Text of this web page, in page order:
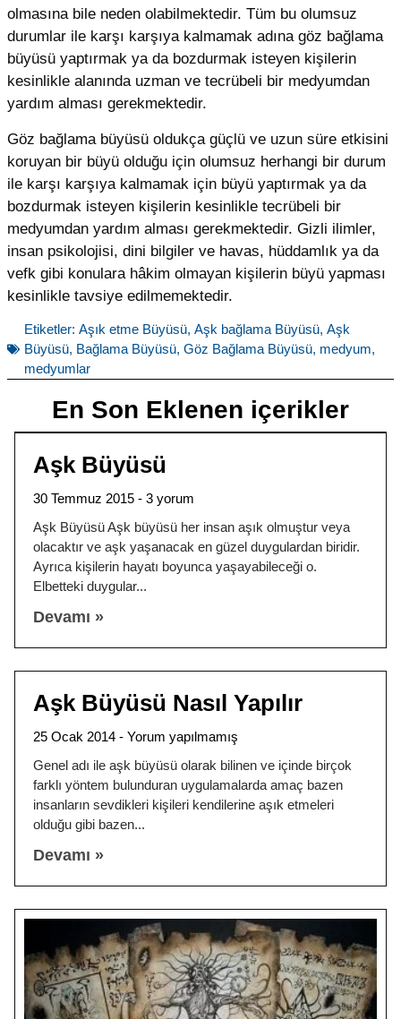
olmasına bile neden olabilmektedir. Tüm bu olumsuz
durumlar ile karşı karşıya kalmamak adına göz bağlama
büyüsü yaptırmak ya da bozdurmak isteyen kişilerin
kesinlikle alanında uzman ve tecrübeli bir medyumdan
yardım alması gerekmektedir.
Göz bağlama büyüsü oldukça güçlü ve uzun süre etkisini
koruyan bir büyü olduğu için olumsuz herhangi bir durum
ile karşı karşıya kalmamak için büyü yaptırmak ya da
bozdurmak isteyen kişilerin kesinlikle tecrübeli bir
medyumdan yardım alması gerekmektedir. Gizli ilimler,
insan psikolojisi, dini bilgiler ve havas, hüddamlık ya da
vefk gibi konulara hâkim olmayan kişilerin büyü yapması
kesinlikle tavsiye edilmemektedir.
Etiketler: Aşık etme Büyüsü, Aşk bağlama Büyüsü, Aşk
Büyüsü, Bağlama Büyüsü, Göz Bağlama Büyüsü, medyum,
medyumlar
En Son Eklenen içerikler
Aşk Büyüsü
30 Temmuz 2015
3 yorum
Aşk Büyüsü Aşk büyüsü her insan aşık olmuştur veya
olacaktır ve aşk yaşanacak en güzel duygulardan biridir.
Ayrıca kişilerin hayatı boyunca yaşayabileceği o.
Elbetteki duygular
Devamı »
Aşk Büyüsü Nasıl Yapılır
25 Ocak 2014
Yorum yapılmamış
Genel adı ile aşk büyüsü olarak bilinen ve içinde birçok
farklı yöntem bulunduran uygulamalarda amaç bazen
insanların sevdikleri kişileri kendilerine aşık etmeleri
olduğu gibi bazen
Devamı »